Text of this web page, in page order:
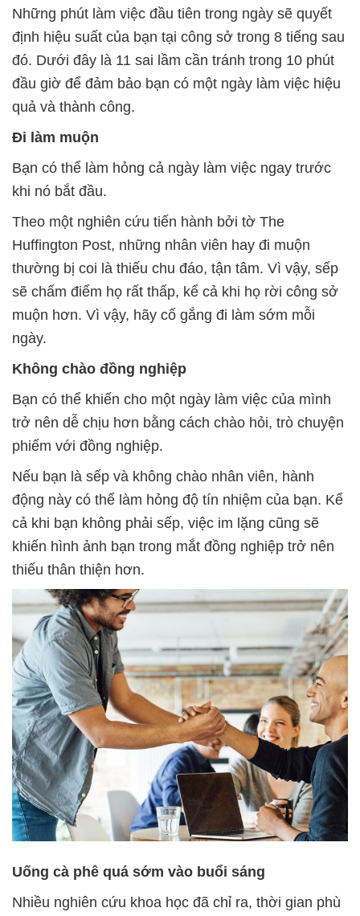
Những phút làm việc đầu tiên trong ngày sẽ quyết
định hiệu suất của bạn tại công sở trong 8 tiếng sau
đó. Dưới đây là 11 sai lầm cần tránh trong 10 phút
đầu giờ để đảm bảo bạn có một ngày làm việc hiệu
quả và thành công.
Đi làm muộn
Bạn có thể làm hỏng cả ngày làm việc ngay trước
khi nó bắt đầu.
Theo một nghiên cứu tiến hành bởi tờ The
Huffington Post, những nhân viên hay đi muộn
thường bị coi là thiếu chu đáo, tận tâm. Vì vậy, sếp
sẽ chấm điểm họ rất thấp, kể cả khi họ rời công sở
muộn hơn. Vì vậy, hãy cố gắng đi làm sớm mỗi
ngày.
Không chào đồng nghiệp
Bạn có thể khiến cho một ngày làm việc của mình
trở nên dễ chịu hơn bằng cách chào hỏi, trò chuyện
phiếm với đồng nghiệp.
Nếu bạn là sếp và không chào nhân viên, hành
động này có thể làm hỏng độ tín nhiệm của bạn. Kể
cả khi bạn không phải sếp, việc im lặng cũng sẽ
khiến hình ảnh bạn trong mắt đồng nghiệp trở nên
thiếu thân thiện hơn.
Uống cà phê quá sớm vào buổi sáng
Nhiều nghiên cứu khoa học đã chỉ ra, thời gian phù